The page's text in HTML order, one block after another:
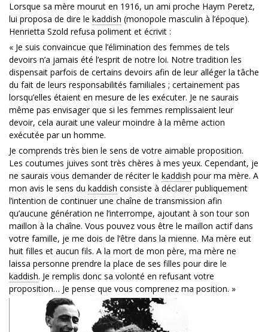
Lorsque sa mère mourut en 1916, un ami proche Haym Peretz,
lui proposa de dire le kaddish (monopole masculin à l’époque).
Henrietta Szold refusa poliment et écrivit :
« Je suis convaincue que l’élimination des femmes de tels
devoirs n’a jamais été l’esprit de notre loi. Notre tradition les
dispensait parfois de certains devoirs afin de leur alléger la tâche
du fait de leurs responsabilités familiales ; certainement pas
lorsqu’elles étaient en mesure de les exécuter. Je ne saurais
même pas envisager que si les femmes remplissaient leur
devoir, cela aurait une valeur moindre à la même action
exécutée par un homme.
Je comprends très bien le sens de votre aimable proposition.
Les coutumes juives sont très chères à mes yeux. Cependant, je
ne saurais vous demander de réciter le kaddish pour ma mère. A
mon avis le sens du kaddish consiste à déclarer publiquement
l’intention de continuer une chaîne de transmission afin
qu’aucune génération ne l’interrompe, ajoutant à son tour son
maillon à la chaîne. Vous pouvez vous être le maillon actif dans
votre famille, je me dois de l’être dans la mienne. Ma mère eut
huit filles et aucun fils. A la mort de mon père, ma mère ne
laissa personne prendre la place de ses filles pour dire le
kaddish. Je remplis donc sa volonté en refusant votre
proposition… Je pense que vous comprenez ma position. »